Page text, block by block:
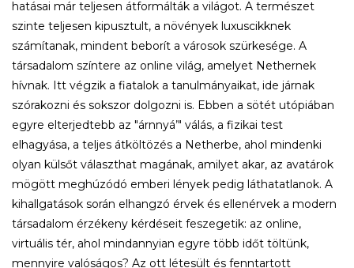
hatásai már teljesen átformálták a világot. A természet
szinte teljesen kipusztult, a növények luxuscikknek
számítanak, mindent beborít a városok szürkesége. A
társadalom színtere az online világ, amelyet Nethernek
hívnak. Itt végzik a fiatalok a tanulmányaikat, ide járnak
szórakozni és sokszor dolgozni is. Ebben a sötét utópiában
egyre elterjedtebb az "árnnyá’" válás, a fizikai test
elhagyása, a teljes átköltözés a Netherbe, ahol mindenki
olyan külsőt választhat magának, amilyet akar, az avatárok
mögött meghúzódó emberi lények pedig láthatatlanok. A
kihallgatások során elhangzó érvek és ellenérvek a modern
társadalom érzékeny kérdéseit feszegetik: az online,
virtuális tér, ahol mindannyian egyre több időt töltünk,
mennyire valóságos? Az ott létesült és fenntartott